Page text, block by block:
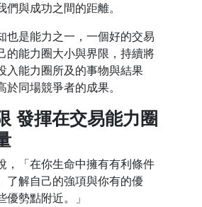
與成功之間的距離。
也是能力之一，一個好的交易
的能力圈大小與界限，持續將
入能力圈所及的事物與結果
同場競爭者的成果。
發揮在交易能力圈
，「在你生命中擁有有利條件
了解自己的強項與你有的優
勢點附近。」